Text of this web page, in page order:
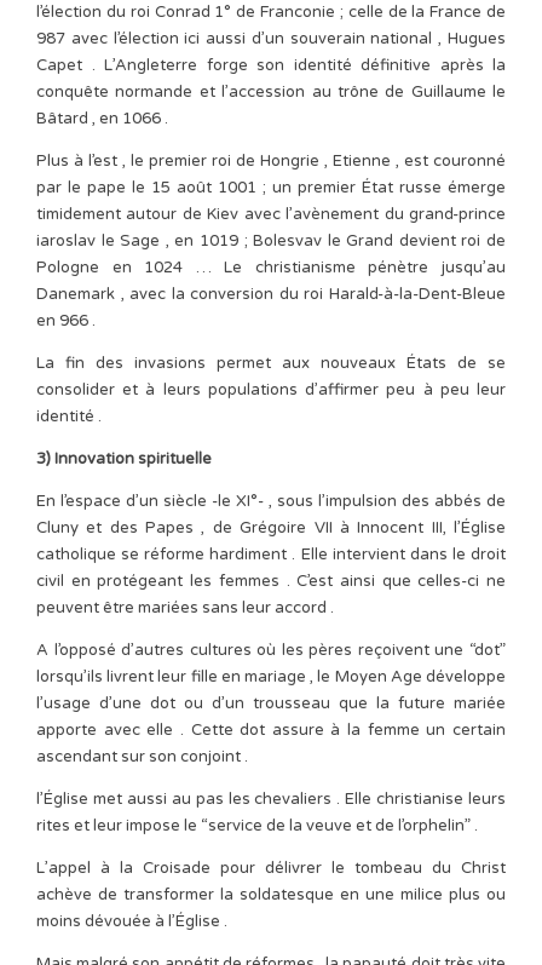
l’élection du roi Conrad 1° de Franconie ; celle de la France de
987 avec l’élection ici aussi d’un souverain national , Hugues
Capet . L’Angleterre forge son identité définitive après la
conquête normande et l’accession au trône de Guillaume le
Bâtard , en 1066 .
Plus à l’est , le premier roi de Hongrie , Etienne , est couronné
par le pape le 15 août 1001 ; un premier État russe émerge
timidement autour de Kiev avec l’avènement du grand-prince
iaroslav le Sage , en 1019 ; Bolesvav le Grand devient roi de
Pologne en 1024 … Le christianisme pénètre jusqu’au
Danemark , avec la conversion du roi Harald-à-la-Dent-Bleue
en 966 .
La fin des invasions permet aux nouveaux États de se
consolider et à leurs populations d’affirmer peu à peu leur
identité .
3) Innovation spirituelle
En l’espace d’un siècle -le XI°- , sous l’impulsion des abbés de
Cluny et des Papes , de Grégoire VII à Innocent III, l’Église
catholique se réforme hardiment . Elle intervient dans le droit
civil en protégeant les femmes . C’est ainsi que celles-ci ne
peuvent être mariées sans leur accord .
A l’opposé d’autres cultures où les pères reçoivent une “dot”
lorsqu’ils livrent leur fille en mariage , le Moyen Age développe
l’usage d’une dot ou d’un trousseau que la future mariée
apporte avec elle . Cette dot assure à la femme un certain
ascendant sur son conjoint .
l’Église met aussi au pas les chevaliers . Elle christianise leurs
rites et leur impose le “service de la veuve et de l’orphelin” .
L’appel à la Croisade pour délivrer le tombeau du Christ
achève de transformer la soldatesque en une milice plus ou
moins dévouée à l’Église .